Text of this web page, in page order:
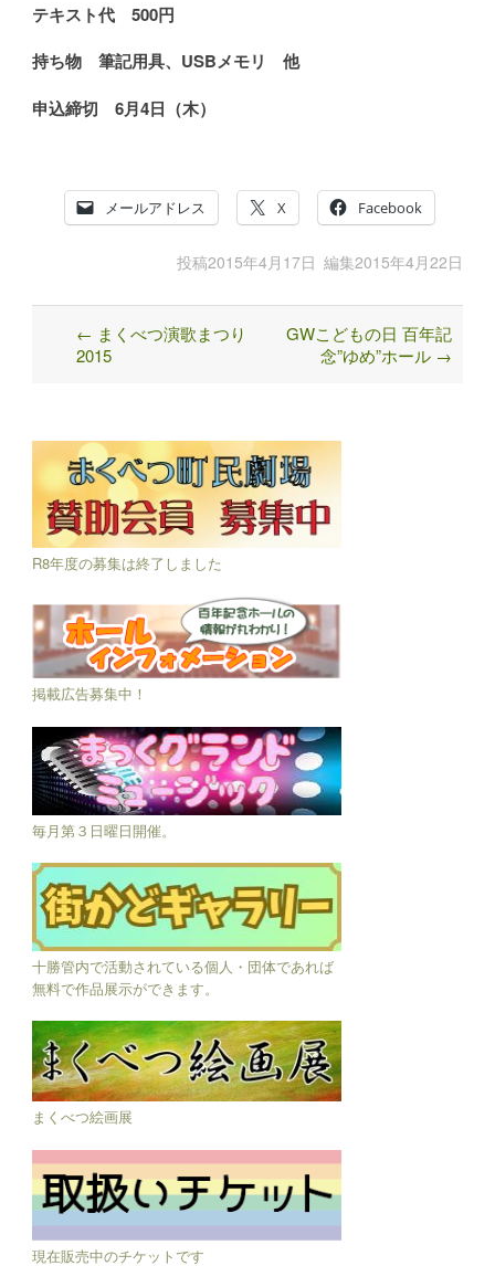
テキスト代 500円
持ち物 筆記用具、USBメモリ 他
申込締切 6月4日（木）
メールアドレス X Facebook
投稿2015年4月17日 編集2015年4月22日
Post
navigation
← まくべつ演歌まつり
2015
GWこどもの日 百年記
念”ゆめ”ホール →
R8年度の募集は終了しました
掲載広告募集中！
毎月第３日曜日開催。
十勝管内で活動されている個人・団体であれば
無料で作品展示ができます。
まくべつ絵画展
現在販売中のチケットです